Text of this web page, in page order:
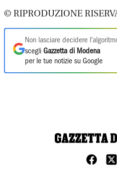
© RIPRODUZIONE
Non lasciare decidere
scegli Gazzetta di Modena
per le tue notizie su Google